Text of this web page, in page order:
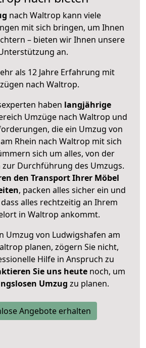
nach Waltrop kann viele
mit sich bringen, um Ihnen
– bieten wir Ihnen unsere
an.
als 12 Jahre Erfahrung mit
nach Waltrop.
haben langjährige
Umzüge nach Waltrop und
die ein Umzug von
Rhein nach Waltrop mit sich
sich um alles, von der
zur Durchführung des Umzugs.
den Transport Ihrer Möbel
, packen alles sicher ein und
alles rechtzeitig an Ihrem
in Waltrop ankommt.
Umzug von Ludwigshafen am
planen, zögern Sie nicht,
Hilfe in Anspruch zu
Sie uns heutenoch, um
Umzug zu planen.
Angebote erhalten